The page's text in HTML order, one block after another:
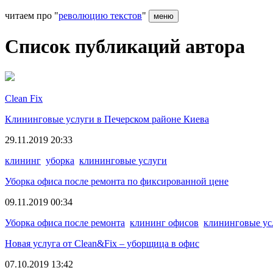
читаем про "революцию текстов" меню
Список публикаций автора
Clean Fix
Клининговые услуги в Печерском районе Киева
29.11.2019 20:33
клининг уборка клининговые услуги
Уборка офиса после ремонта по фиксированной цене
09.11.2019 00:34
Уборка офиса после ремонта клининг офисов клининговые
Новая услуга от Clean&Fix – уборщица в офис
07.10.2019 13:42